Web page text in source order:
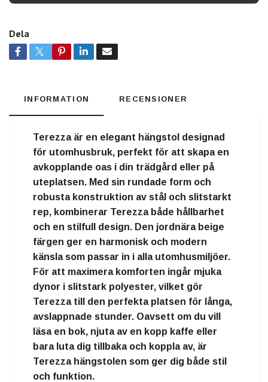
Dela
INFORMATION RECENSIONER
Terezza är en elegant hängstol designad
för utomhusbruk, perfekt för att skapa en
avkopplande oas i din trädgård eller på
uteplatsen. Med sin rundade form och
robusta konstruktion av stål och slitstarkt
rep, kombinerar Terezza både hållbarhet
och en stilfull design. Den jordnära beige
färgen ger en harmonisk och modern
känsla som passar in i alla utomhusmiljöer.
För att maximera komforten ingår mjuka
dynor i slitstark polyester, vilket gör
Terezza till den perfekta platsen för långa,
avslappnade stunder. Oavsett om du vill
läsa en bok, njuta av en kopp kaffe eller
bara luta dig tillbaka och koppla av, är
Terezza hängstolen som ger dig både stil
och funktion.